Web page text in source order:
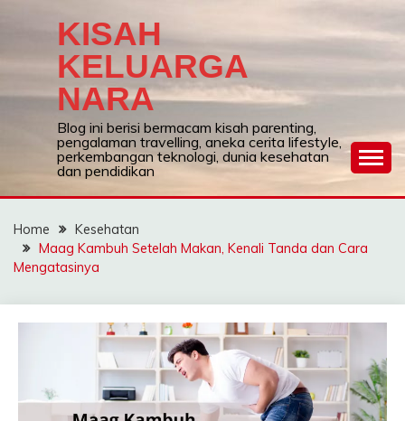
KISAH
KELUARGA
NARA
Blog ini berisi bermacam kisah parenting,
pengalaman travelling, aneka cerita lifestyle,
perkembangan teknologi, dunia kesehatan
dan pendidikan
Home
Kesehatan
Maag Kambuh Setelah Makan, Kenali Tanda dan Cara
Mengatasinya